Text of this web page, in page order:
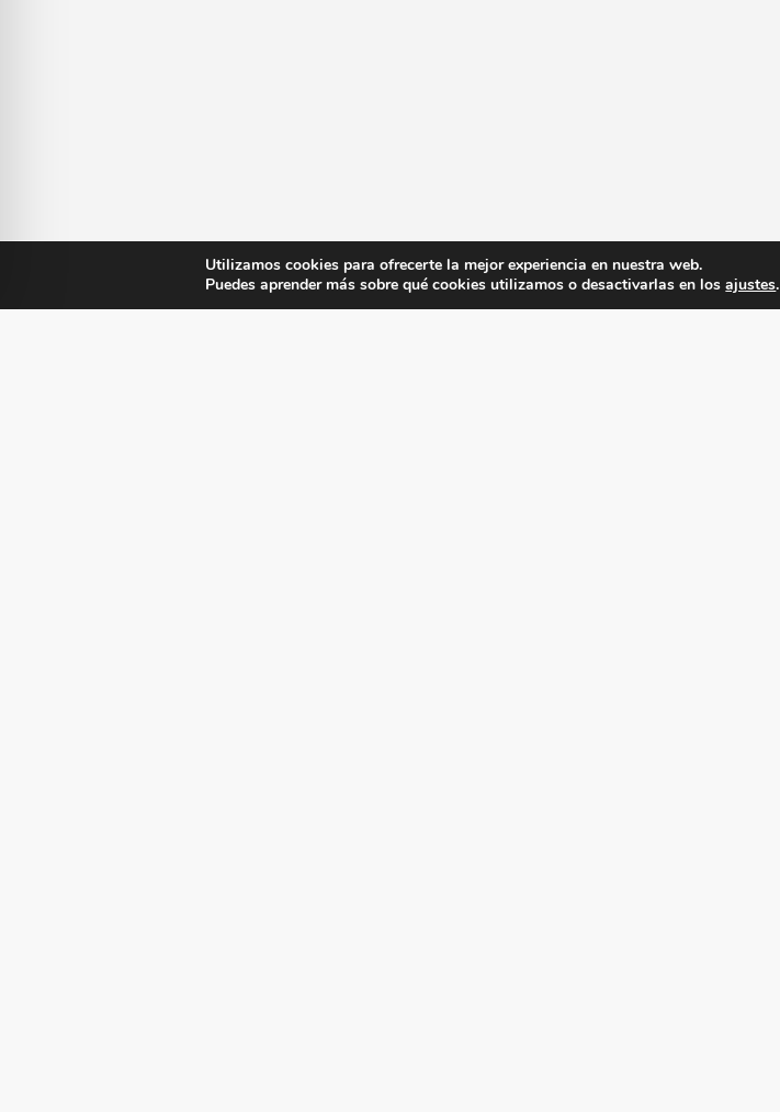
Utilizamos cookies para ofrecerte la mejor experiencia en nuestra web.
Puedes aprender más sobre qué cookies utilizamos o desactivarlas en losajustes.